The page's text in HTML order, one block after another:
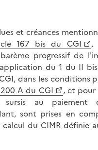
et créances
167 bis du CGI
,
progressif de
du 1 du II
dans les conditions
A du CGI
, et pour
sursis au paiement
sont prises en
du CIMR définie